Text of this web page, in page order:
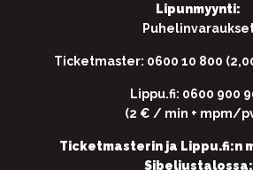
Lipunmyynti:
Ticketmaster: 0600 10 800
Lippu.fi: 0600 900
(2 € / min + mpm/
Ticketmasterin ja Lippu.fi:n
Sibeliustalossa: